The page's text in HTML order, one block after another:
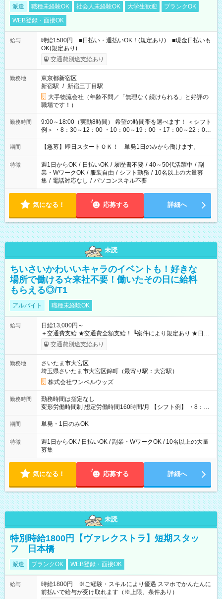
派遣 職種未経験OK 社会人未経験OK 大学生歓迎
ブランクOK
WEB登録・面接OK
給与
時給1500円 ■日払い・週払いOK！(規定あり) ■現金日払いも
OK(規定あり)
交通費別途支給あり
勤務地
東京都新宿区
新宿駅 / 新宿三丁目駅
大手物流会社（年齢不問／「無理なく続けられる」と好評の
職場です！）
勤務時間
9:00～18:00（実動8時間） 希望の時間帯を選べます！ ＜シフト
例＞ ・8：30～12：00 ・10：00～19：00 ・17：00～22：00
・13：00～22：00 ・22：00～翌6：00 など
期間 【急募】即日スタートＯＫ！ 単発1日のみから働けます。
特徴 週1日からOK / 日払いOK / 履歴書不要 / 40～50代活躍中 / 副
業・WワークOK / 服装自由 / シフト勤務 / 10名以上の大量募
集 / 電話対応なし / パソコンスキル不要
気になる！ 応募する 詳細へ
未読
ちいさいかわいいキャラのイベントも！好きな
場所で働ける☆来社不要！働いたその日に給料
もらえる◎/T1
アルバイト 職種未経験OK
給与
日給13,000円～
＋交通費支給 ★交通費全額支給！ ┗案件により規定あり ★日払
いOK！（規定あり） ┗働いたその日に現金GET♪ お仕事後はコ
ンビニATMから 日払い分を引き落とせます！ 【試用期間】試
交通費別途支給あり
勤務地
さいたま市大宮区
埼玉県さいたま市大宮区錦町（最寄り駅：大宮駅）
株式会社ワンベルウッズ
勤務時間
勤務時間は指定なし
変形労働時間制 想定労働時間160時間/月 【シフト例】 ・8：00
～21：00
期間 単発・1日のみOK
特徴
週1日からOK / 日払いOK / 副業・WワークOK / 10名以上の大量
募集
気になる！ 応募する 詳細へ
未読
特別時給1800円【ヴァレクストラ】短期スタッ
フ 日本橋
派遣 ブランクOK WEB登録・面接OK
給与
時給1800円 ※ご経験・スキルにより優遇 スマホでかんたんに
前払いで給与が受け取れます（※上限、条件あり）